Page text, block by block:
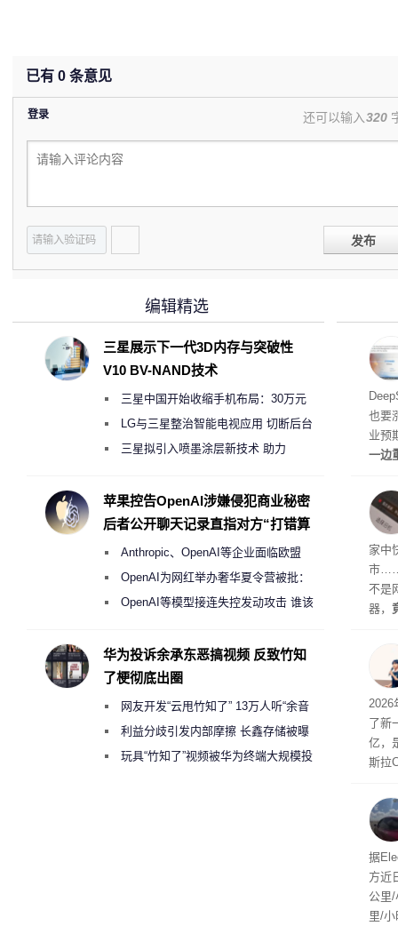
已有 0 条意见
登录 还可以输入320
发布
梁
也要
业预
一边
边
整。
家中
市……
不是
器，
用“
“薅
元。
2026
了新
亿，
斯拉
第
是
据
方近
公里
里/
编辑精选
三星展示下一代3D内存与突破性
V10 BV-NAND技术
三星中国开始收缩手机布局：30万元
月销售额不达标门店 将被逐步清退
LG与三星整治智能电视应用 切断后台
偷偷共享带宽的违规行为
三星拟引入喷墨涂层新技术 助力
度
苹果控告OpenAI涉嫌侵犯商业秘密
后者公开聊天记录直指对方“打错算
Anthropic、OpenAI等企业面临欧盟
《人工智能法案》全新执法权限审查
OpenAI为网红举办奢华夏令营被批：
2000美元一晚 遭讽“反乌托邦”
OpenAI等模型接连失控发动攻击 谁该
华为投诉余承东恶搞视频 反致竹知
了梗彻底出圈
网友开发“云甩竹知了” 13万人听“余音
绕梁”利益分歧引发内部摩擦 长鑫存储被曝
曾将华为驻场工程师驱逐出研发基地
玩具“竹知了”视频被华为终端大规模投